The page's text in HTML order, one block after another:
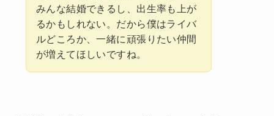
みんな結婚できるし、出生率も上が
るかもしれない。だから僕はライバ
ルどころか、一緒に頑張りたい仲間
が増えてほしいですね。